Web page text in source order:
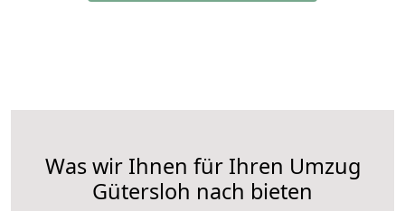
Was wir Ihnen für Ihren Umzug
Gütersloh nach bieten